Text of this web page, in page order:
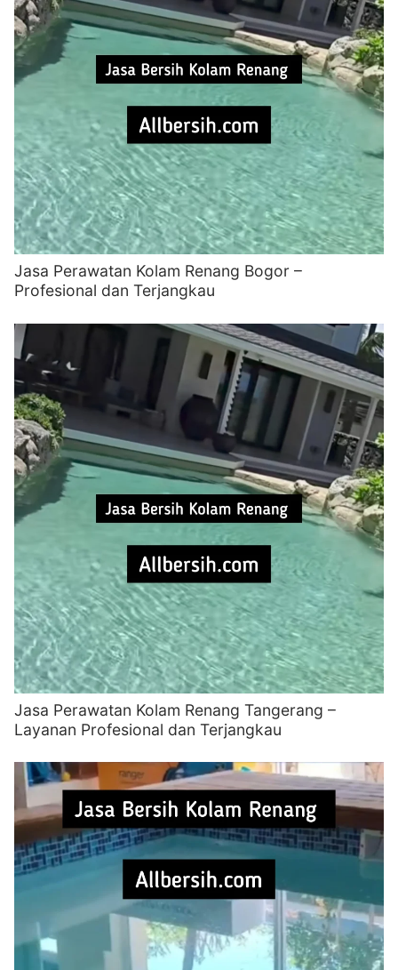
Jasa Perawatan Kolam Renang Bogor –
Profesional dan Terjangkau
Jasa Perawatan Kolam Renang Tangerang –
Layanan Profesional dan Terjangkau